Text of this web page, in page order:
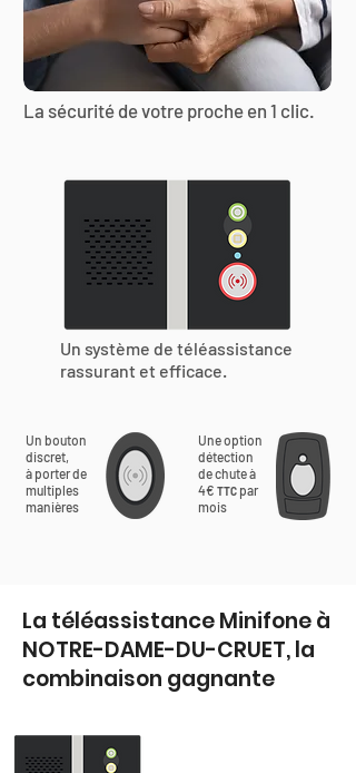
La sécurité de votre proche en 1 clic.
Un système de téléassistance
rassurant et efficace.
Un bouton
discret,
à porter de
multiples
manières
Une option
détection
de chute à
4€ TTC par
mois
La téléassistance Minifone à
NOTRE-DAME-DU-CRUET, la
combinaison gagnante